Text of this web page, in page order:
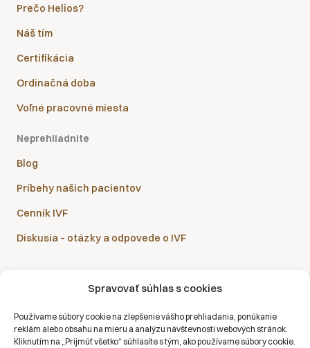
Spravovať súhlas s cookies
Používame súbory cookie na zlepšenie vášho prehliadania, ponúkanie
reklám alebo obsahu na mieru a analýzu návštevnosti webových stránok.
Kliknutím na „Prijmúť všetko“ súhlasíte s tým, ako používame súbory cookie.
Prečo Helios?
Náš tím
Certifikácia
Ordinačná doba
Voľné pracovné miesta
Neprehliadnite
Blog
Príbehy našich pacientov
Cenník IVF
Diskusia – otázky a odpovede o IVF
Sanatórium Helios je partnerom všetkých zdravotných
poisťovní: